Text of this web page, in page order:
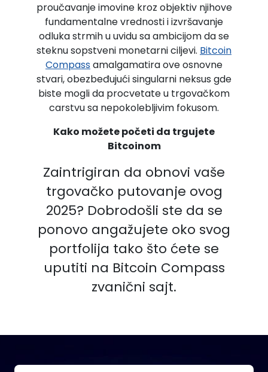
proučavanje imovine kroz objektiv njihove
fundamentalne vrednosti i izvršavanje
odluka strmih u uvidu sa ambicijom da se
steknu sopstveni monetarni ciljevi. Bitcoin
Compassamalgamatira ove osnovne
stvari, obezbeđujući singularni neksus gde
biste mogli da procvetate u trgovačkom
carstvu sa nepokolebljivim fokusom.
Kako možete početi da trgujete
Bitcoinom
Zaintrigiran da obnovi vaše
trgovačko putovanje ovog
2025? Dobrodošli ste da se
ponovo angažujete oko svog
portfolija tako što ćete se
uputiti na Bitcoin Compass
zvanični sajt.